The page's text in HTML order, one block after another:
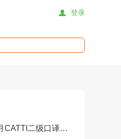
登录
2021年11月CATTI二级口译真题（学员整理版）